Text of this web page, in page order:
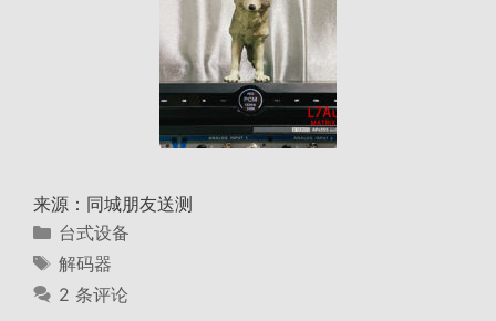
来源：同城朋友送测
分
类
台式设备
标
签
解码器
2 条评论